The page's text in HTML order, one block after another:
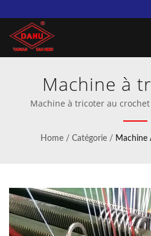
Machine à
crochet |
Fournisseur
Machine à tricoter au
9001:2015 et CE | Fabricant
crochet et à
Home / Catégorie / Machine